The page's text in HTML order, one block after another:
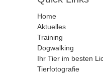
Home
Aktuelles
Training
Dogwalking
Ihr Tier im besten
Tierfotografie